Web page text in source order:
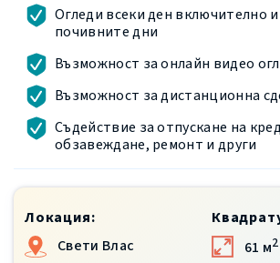
Огледи всеки ден включително
почивните дни
Възможност за онлайн видео
Възможност за дистанционна
Съдействие за отпускане на
обзавеждане, ремонт и други
Локация:
Свети Влас
61 м2